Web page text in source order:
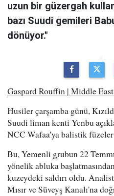
uzun bir güzergah
bazı Suudi gemileri
dönüyor."
Gaspard Rouffin | Middle
Husiler çarşamba günü,
Suudi liman kenti Yenbu
NCC Wafaa'ya balistik
Bu, Yemenli grubun 22
yönelik abluka
kuzeydeki saldırı oldu.
Mısır ve Süveyş Kanalı'na